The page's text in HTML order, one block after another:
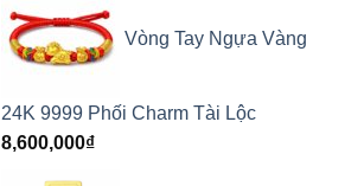
Vòng Tay Ngựa Vàng
24K 9999 Phối Charm Tài Lộc
8,600,000₫